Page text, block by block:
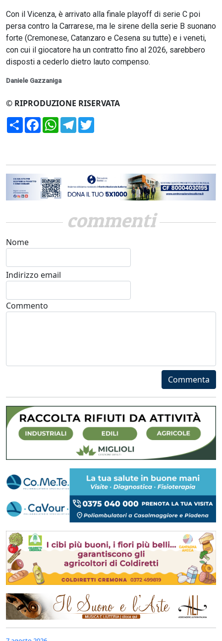
Con il Vicenza, è arrivato alla finale playoff di serie C poi
persa contro la Carrarese, ma le sirene della serie B suonano
forte (Cremonese, Catanzaro e Cesena su tutte) e i veneti,
con cui il giocatore ha un contratto fino al 2026, sarebbero
disposti a cederlo dietro lauto compenso.
Daniele Gazzaniga
© RIPRODUZIONE RISERVATA
CondividiFacebookWhatsApp
Telegram
commenti
Nome
Indirizzo email
Commento
Commenta